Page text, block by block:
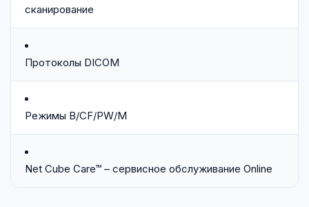
сканирование
Протоколы DICOM
Режимы B/CF/PW/M
Net Cube Care™ – сервисное обслуживание Online